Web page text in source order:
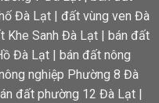
Đà Lạt | đất vùng ven Đà
Khe Sanh Đà Lạt | bán đất
Đà Lạt | bán đất nông
nghiệp Phường 8 Đà
đất phường 12 Đà Lạt |